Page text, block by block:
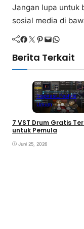
Jangan lupa untuk
sosial media di
Facebook Twitter Pinterest Mail WhatsApp
Berita Terkait
InspirasiLifestyle
Umum
7 VST Drum Gratis
untuk Pemula
Juni 25, 2026